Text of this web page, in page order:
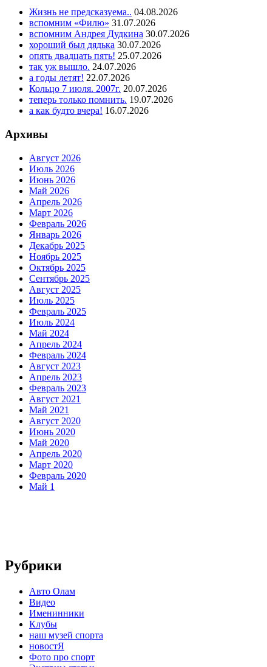
Жизнь не предсказуема.. 04.08.2026
вспомним «Филю» 31.07.2026
вспомним Андрея Дудкина 30.07.2026
хороший был дядька 30.07.2026
опять двадцать пять! 25.07.2026
так уж вышло. 24.07.2026
а годы летят! 22.07.2026
Кольцо 7 июля. 2007г. 20.07.2026
теперь только помнить. 19.07.2026
а как будто вчера! 16.07.2026
Архивы
Август 2026
Июль 2026
Июнь 2026
Май 2026
Апрель 2026
Март 2026
Февраль 2026
Январь 2026
Декабрь 2025
Ноябрь 2025
Октябрь 2025
Сентябрь 2025
Август 2025
Июль 2025
Февраль 2025
Июль 2024
Май 2024
Апрель 2024
Февраль 2024
Август 2023
Апрель 2023
Февраль 2023
Август 2021
Май 2021
Август 2020
Июнь 2020
Май 2020
Апрель 2020
Март 2020
Февраль 2020
Май 1
Рубрики
Авто Олам
Видео
Именинники
Клубы
наш музей спорта
новостЯ
Фото про спорт